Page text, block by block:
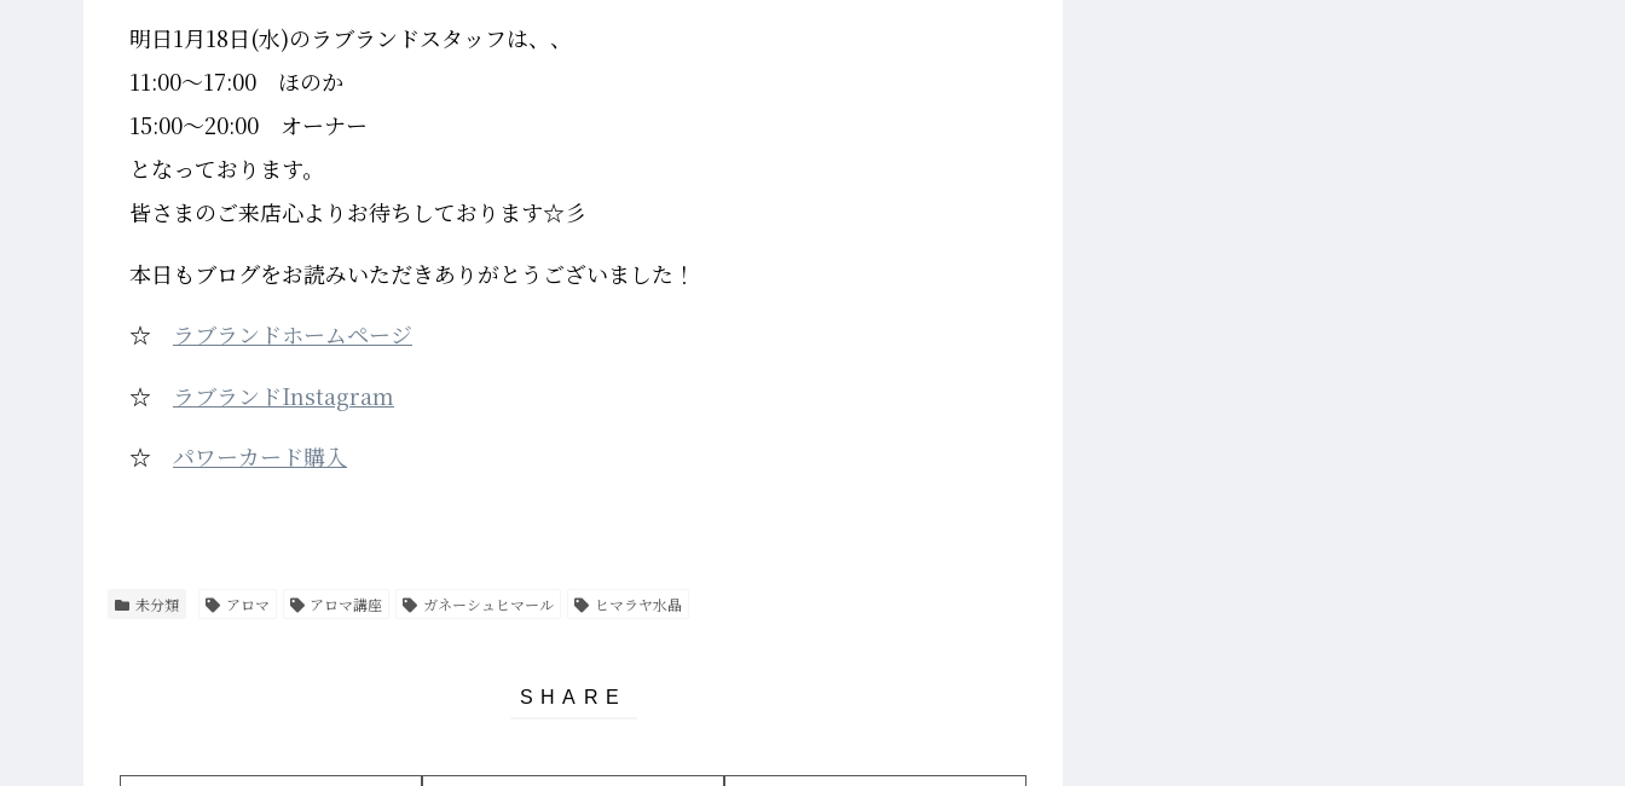
明日1月18日(水)のラブランドスタッフは、、
11:00～17:00 ほのか
15:00～20:00 オーナー
となっております。
皆さまのご来店心よりお待ちしております☆彡
本日もブログをお読みいただきありがとうございました！
☆
ラブランドホームページ
☆
ラブランドInstagram
☆ パワーカード購入
未分類 アロマ アロマ講座 ガネーシュヒマール ヒマラヤ水晶